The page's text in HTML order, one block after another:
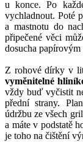
u konce. Po
vychladnout. Poté
a mastnotu do
připečené věci
dosucha papírovým
Z rohové dírky v
vyměnitelné
vždy buď vyčistit
přední strany.
údržbu ze všech
a máte v podstatě
je toho na čištění